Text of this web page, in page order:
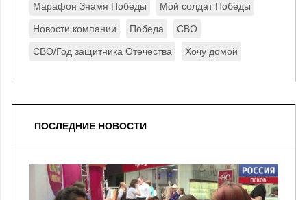
Марафон Знамя Победы Мой солдат Победы
Новости компании Победа СВО
СВО/Год защитника Отечества Хочу домой
ПОСЛЕДНИЕ НОВОСТИ